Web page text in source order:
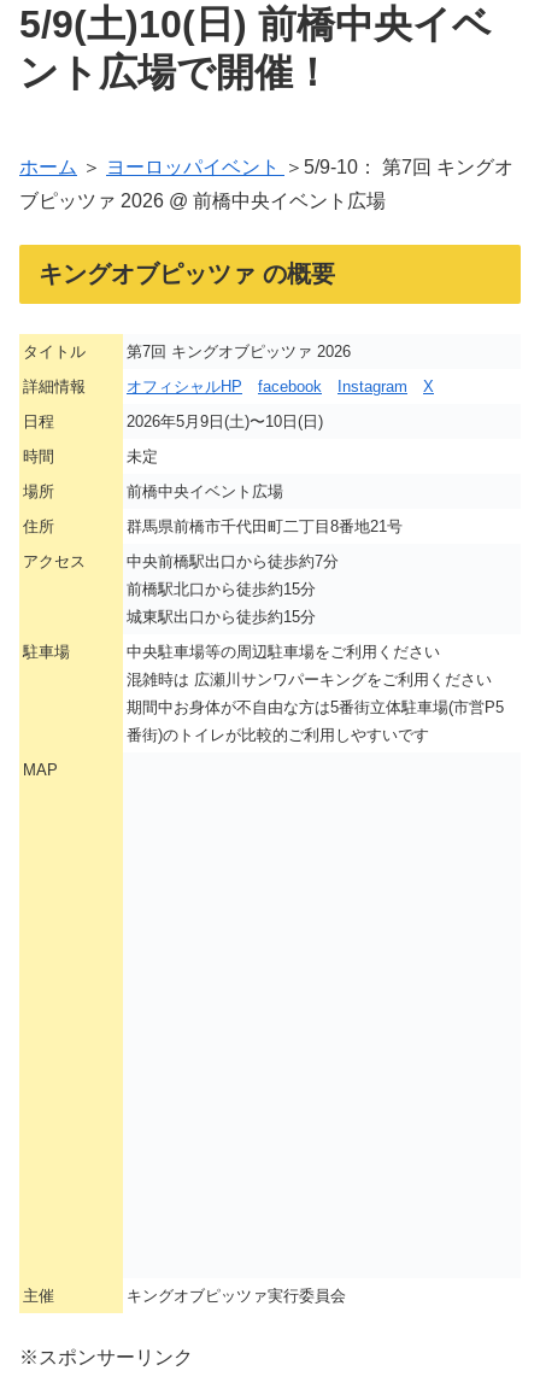
5/9(土)10(日) 前橋中央イベ
ント広場で開催！
ホーム ＞ ヨーロッパイベント
＞5/9-10： 第7回 キングオ
ブピッツァ 2026 @ 前橋中央イベント広場
キングオブピッツァ の概要
タイトル
第7回 キングオブピッツァ 2026
詳細情報
オフィシャルHP facebook Instagram
X
日程
2026年5月9日(土)〜10日(日)
時間
未定
場所
前橋中央イベント広場
住所
群馬県前橋市千代田町二丁目8番地21号
アクセス
中央前橋駅出口から徒歩約7分
前橋駅北口から徒歩約15分
城東駅出口から徒歩約15分
駐車場
中央駐車場等の周辺駐車場をご利用ください
混雑時は 広瀬川サンワパーキングをご利用ください
期間中お身体が不自由な方は5番街立体駐車場(市営P5
番街)のトイレが比較的ご利用しやすいです
MAP
主催 キングオブピッツァ実行委員会
※スポンサーリンク